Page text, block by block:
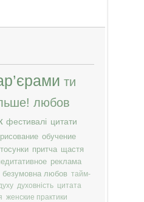
ти
любов
фестивалі цитати
рисование обучение
притча щастя
реклама
безумовна любов тайм-
духовність цитата
женские практики